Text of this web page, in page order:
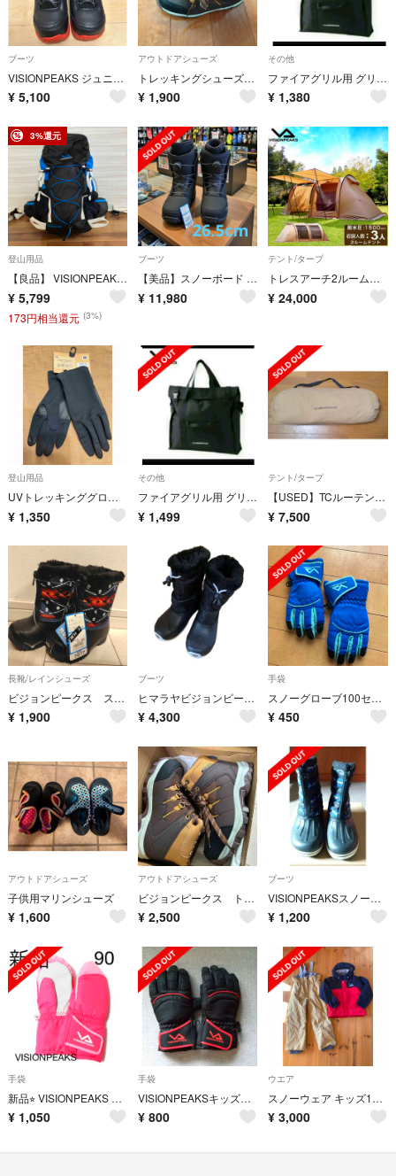
ブーツ
VISIONPEAKS ジュニア スノーボードブーツ 18cm ダイヤル
¥ 5,100
アウトドアシューズ
トレッキングシューズ ⭐︎ピジョンビークス⭐︎21㎝
¥ 1,900
その他
ファイアグリル用 グリルバッグ 収納バッグ ビジョンピークス 新品未開封
¥ 1,380
3%還元
登山用品
【良品】 VISIONPEAKS Rainier30 登山用 リュック 30L
¥ 5,799
173円相当還元 (3%)
ブーツ
【美品】スノーボード ブーツ BOA 26.5cm 【ブーツケース付】
¥ 11,980
テント/タープ
トレスアーチ2ルームテント ビジョンピークス
¥ 24,000
登山用品
UVトレッキンググローブ M
¥ 1,350
その他
ファイアグリル用 グリルバッグ 収納バッグ ビジョンピークス 新品未開封
¥ 1,499
テント/タープ
【USED】TCルーテント（シート2枚付き）
¥ 7,500
長靴/レインシューズ
ビジョンピークス スノーブーツ 13-14cm
¥ 1,900
ブーツ
ヒマラヤビジョンピークスキッズスノーブーツスノーシューズ23-24cm
¥ 4,300
手袋
スノーグローブ100センチ
¥ 450
アウトドアシューズ
子供用マリンシューズ
¥ 1,600
アウトドアシューズ
ビジョンピークス トレッキングシューズ 22センチ
¥ 2,500
ブーツ
VISIONPEAKSスノーブーツ20～21cm
¥ 1,200
手袋
新品⭐︎ VISIONPEAKS ミトン
¥ 1,050
手袋
VISIONPEAKSキッズグローブ120
¥ 800
ウエア
スノーウェア キッズ120cm
¥ 3,000